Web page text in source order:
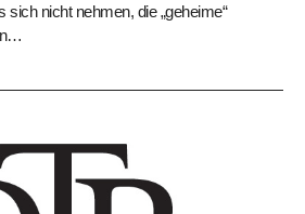
nicht nehmen, die „geheime“
Falko Gebhardt und seine
durch einen TTV-Schlägerbogen ins
Bei einem kleinem Ballwechsel
per Volley gekonnt Bälle zuspielen zu